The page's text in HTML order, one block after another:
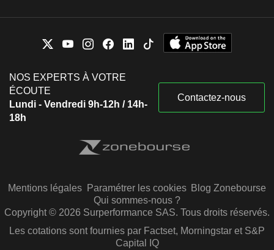
NOS EXPERTS À VOTRE
ÉCOUTE
Lundi - Vendredi 9h-12h / 14h-
18h
Contactez-nous
Mentions légales Paramétrer les cookies Blog Zonebourse
Qui sommes-nous ?
Copyright © 2026 Surperformance SAS. Tous droits réservés.
Les cotations sont fournies par Factset, Morningstar et S&P
Capital IQ